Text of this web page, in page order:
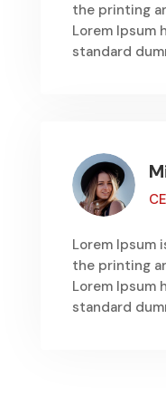
the printing
Lorem Ipsum
standard
Lorem Ipsum
the printing
Lorem Ipsum
standard